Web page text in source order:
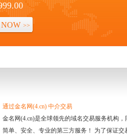
>>
通过金名网(4.cn) 中介交易
金名网(4.cn)是全球领先的域名交易服务机构
简单、安全、专业的第三方服务！ 为了保证